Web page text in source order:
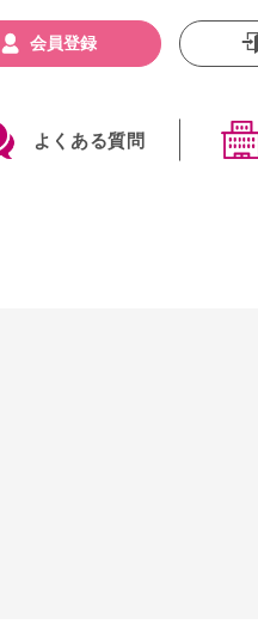
よくある質問
会員登録